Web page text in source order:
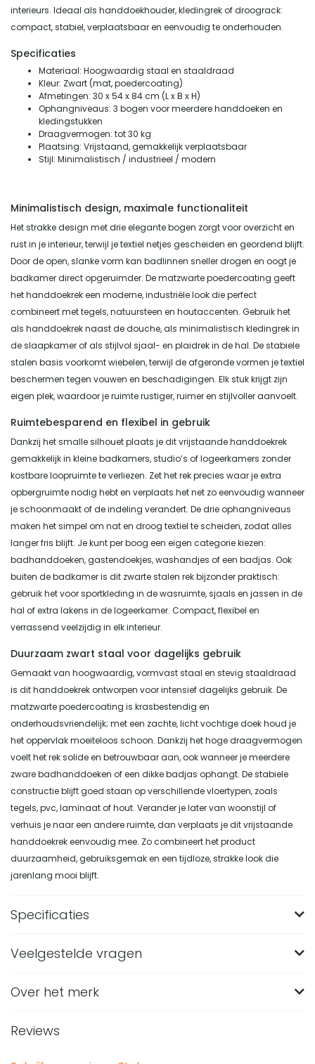
interieurs. Ideaal als handdoekhouder, kledingrek of droograck:
compact, stabiel, verplaatsbaar en eenvoudig te onderhouden.
Specificaties
Materiaal: Hoogwaardig staal en staaldraad
Kleur: Zwart (mat, poedercoating)
Afmetingen: 30 x 54 x 84 cm (L x B x H)
Ophangniveaus: 3 bogen voor meerdere handdoeken en
kledingstukken
Draagvermogen: tot 30 kg
Plaatsing: Vrijstaand, gemakkelijk verplaatsbaar
Stijl: Minimalistisch / industrieel / modern
Minimalistisch design, maximale functionaliteit
Het strakke design met drie elegante bogen zorgt voor overzicht en
rust in je interieur, terwijl je textiel netjes gescheiden en geordend blijft.
Door de open, slanke vorm kan badlinnen sneller drogen en oogt je
badkamer direct opgeruimder. De matzwarte poedercoating geeft
het handdoekrek een moderne, industriële look die perfect
combineert met tegels, natuursteen en houtaccenten. Gebruik het
als handdoekrek naast de douche, als minimalistisch kledingrek in
de slaapkamer of als stijlvol sjaal- en plaidrek in de hal. De stabiele
stalen basis voorkomt wiebelen, terwijl de afgeronde vormen je textiel
beschermen tegen vouwen en beschadigingen. Elk stuk krijgt zijn
eigen plek, waardoor je ruimte rustiger, ruimer en stijlvoller aanvoelt.
Ruimtebesparend en flexibel in gebruik
Dankzij het smalle silhouet plaats je dit vrijstaande handdoekrek
gemakkelijk in kleine badkamers, studio’s of logeerkamers zonder
kostbare loopruimte te verliezen. Zet het rek precies waar je extra
opbergruimte nodig hebt en verplaats het net zo eenvoudig wanneer
je schoonmaakt of de indeling verandert. De drie ophangniveaus
maken het simpel om nat en droog textiel te scheiden, zodat alles
langer fris blijft. Je kunt per boog een eigen categorie kiezen:
badhanddoeken, gastendoekjes, washandjes of een badjas. Ook
buiten de badkamer is dit zwarte stalen rek bijzonder praktisch:
gebruik het voor sportkleding in de wasruimte, sjaals en jassen in de
hal of extra lakens in de logeerkamer. Compact, flexibel en
verrassend veelzijdig in elk interieur.
Duurzaam zwart staal voor dagelijks gebruik
Gemaakt van hoogwaardig, vormvast staal en stevig staaldraad
is dit handdoekrek ontworpen voor intensief dagelijks gebruik. De
matzwarte poedercoating is krasbestendig en
onderhoudsvriendelijk; met een zachte, licht vochtige doek houd je
het oppervlak moeiteloos schoon. Dankzij het hoge draagvermogen
voelt het rek solide en betrouwbaar aan, ook wanneer je meerdere
zware badhanddoeken of een dikke badjas ophangt. De stabiele
constructie blijft goed staan op verschillende vloertypen, zoals
tegels, pvc, laminaat of hout. Verander je later van woonstijl of
verhuis je naar een andere ruimte, dan verplaats je dit vrijstaande
handdoekrek eenvoudig mee. Zo combineert het product
duurzaamheid, gebruiksgemak en een tijdloze, strakke look die
jarenlang mooi blijft.
Specificaties
Merk
Hoogte (in CM)
Materiaal
Veelgestelde vragen
Wat zijn de afmetingen van het Nest of Nora
Het Nest of Nora Handdoekrek heeft een afmeting van 30 x
gemaakt?
Over het merk
Reviews